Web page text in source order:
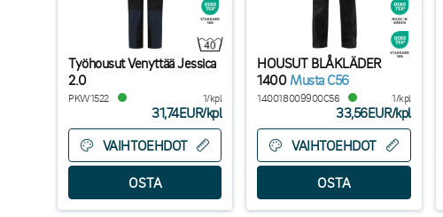
Työhousut Venyttää Jessica
2.0
PKW1522 1/kpl
31,74EUR/kpl
VAIHTOEHDOT
HOUSUT BLÅKLÄDER
1400Musta C56
140018009900C56 1/kpl
33,56EUR/kpl
VAIHTOEHDOT